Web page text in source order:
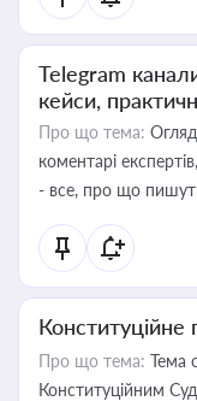
Telegram
кейси,
Про що тема:
коментарі
- все, про що
Про що тема: Тема
Конституційним